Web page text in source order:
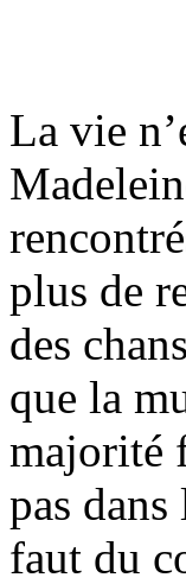
La vie
plus de
des
que la
majorité
pas
faut du